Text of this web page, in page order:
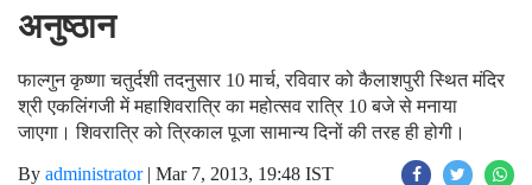
अनुष्ठान
फाल्गुन कृष्णा चतुर्दशी तदनुसार 10 मार्च, रविवार को कैलाशपुरी स्थित मंदिर
श्री एकलिंगजी में महाशिवरात्रि का महोत्सव रात्रि 10 बजे से मनाया
जाएगा। शिवरात्रि को त्रिकाल पूजा सामान्य दिनों की तरह ही होगी।
By administrator| Mar 7, 2013, 19:48 IST